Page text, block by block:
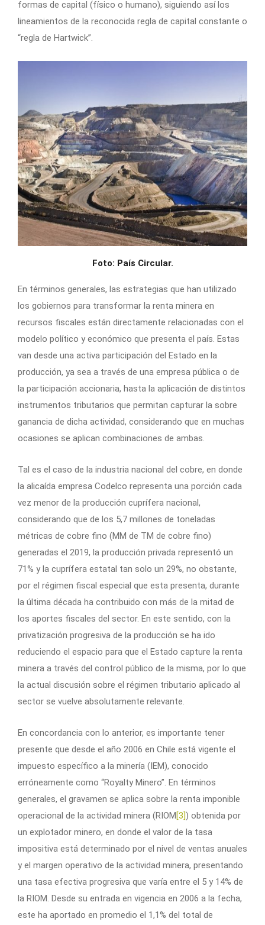
formas de capital (físico o humano), siguiendo así los
lineamientos de la reconocida regla de capital constante o
“regla de Hartwick”.
Foto: País Circular.
En términos generales, las estrategias que han utilizado
los gobiernos para transformar la renta minera en
recursos fiscales están directamente relacionadas con el
modelo político y económico que presenta el país. Estas
van desde una activa participación del Estado en la
producción, ya sea a través de una empresa pública o de
la participación accionaria, hasta la aplicación de distintos
instrumentos tributarios que permitan capturar la sobre
ganancia de dicha actividad, considerando que en muchas
ocasiones se aplican combinaciones de ambas.
Tal es el caso de la industria nacional del cobre, en donde
la alicaída empresa Codelco representa una porción cada
vez menor de la producción cuprífera nacional,
considerando que de los 5,7 millones de toneladas
métricas de cobre fino (MM de TM de cobre fino)
generadas el 2019, la producción privada representó un
71% y la cuprífera estatal tan solo un 29%, no obstante,
por el régimen fiscal especial que esta presenta, durante
la última década ha contribuido con más de la mitad de
los aportes fiscales del sector. En este sentido, con la
privatización progresiva de la producción se ha ido
reduciendo el espacio para que el Estado capture la renta
minera a través del control público de la misma, por lo que
la actual discusión sobre el régimen tributario aplicado al
sector se vuelve absolutamente relevante.
En concordancia con lo anterior, es importante tener
presente que desde el año 2006 en Chile está vigente el
impuesto específico a la minería (IEM), conocido
erróneamente como “Royalty Minero”. En términos
generales, el gravamen se aplica sobre la renta imponible
operacional de la actividad minera (RIOM[3]) obtenida por
un explotador minero, en donde el valor de la tasa
impositiva está determinado por el nivel de ventas anuales
y el margen operativo de la actividad minera, presentando
una tasa efectiva progresiva que varía entre el 5 y 14% de
la RIOM. Desde su entrada en vigencia en 2006 a la fecha,
este ha aportado en promedio el 1,1% del total de